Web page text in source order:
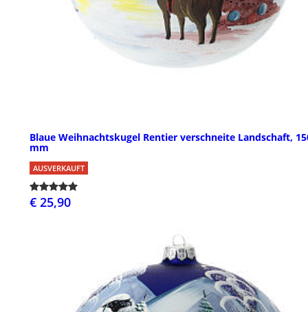
Blaue Weihnachtskugel Rentier verschneite Landschaft,
mm
AUSVERKAUFT
€ 25,90